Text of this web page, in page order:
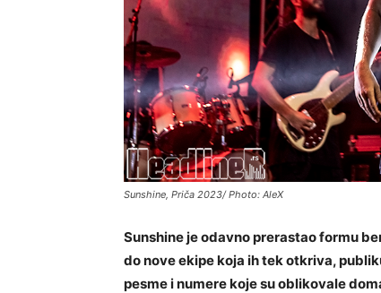
Sunshine, Priča 2023/ Photo: AleX
Sunshine je odavno prerastao formu
do nove ekipe koja ih tek otkriva,
pesme i numere koje su oblikovale